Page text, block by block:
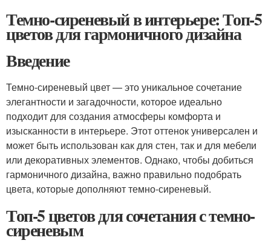
Темно-сиреневый в интерьере: Топ-5
цветов для гармоничного дизайна
Введение
Темно-сиреневый цвет — это уникальное сочетание
элегантности и загадочности, которое идеально
подходит для создания атмосферы комфорта и
изысканности в интерьере. Этот оттенок универсален и
может быть использован как для стен, так и для мебели
или декоративных элементов. Однако, чтобы добиться
гармоничного дизайна, важно правильно подобрать
цвета, которые дополняют темно-сиреневый.
Топ-5 цветов для сочетания с темно-
сиреневым